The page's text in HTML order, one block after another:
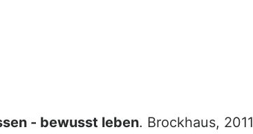
- bewusst leben. Brockhaus, 2011